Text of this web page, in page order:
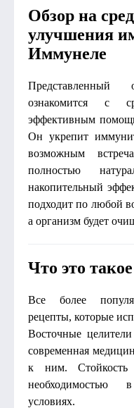
Обзор на
улучшения
Иммунеле
Представленный
ознакомится с
эффективным
Он укрепит
возможным
полностью
накопительный
подходит по любой
а организм будет
Что это такое
Все более
рецепты, которые
Восточные
современная
к ним. Стойкость
необходимостью
условиях.